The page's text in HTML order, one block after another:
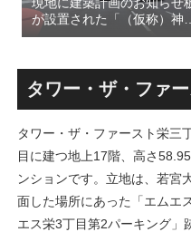
現地に建築計画のお知らせ
が設置された「（仮称）神
前六丁目八角館建替計
SANAA設計で神宮前交差点
新たな商業施設誕生へ！！
タワー・ザ・ファ
タワー・ザ・ファースト栄三
目に建つ地上17階、高さ
ンションです。立地は、若宮
面した場所にあった「エムエ
エス栄3丁目第2パーキング」